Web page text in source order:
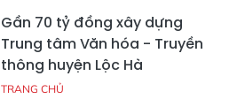
Gần 70 tỷ đồng xây dựng
Trung tâm Văn hóa - Truyền
thông huyện Lộc Hà
TRANG CHỦ